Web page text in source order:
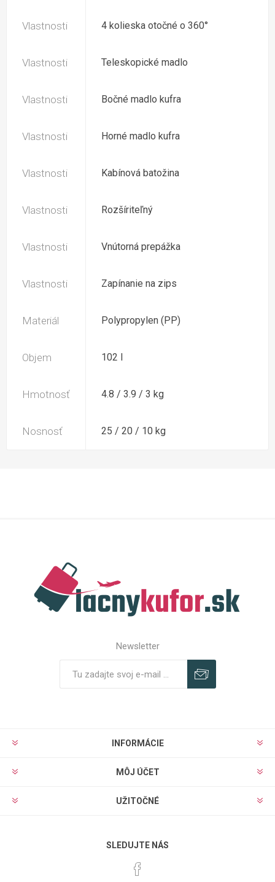
Vlastnosti 4 kolieska otočné o 360°
Vlastnosti Teleskopické madlo
Vlastnosti Bočné madlo kufra
Vlastnosti Horné madlo kufra
Vlastnosti Kabínová batožina
Vlastnosti Rozšíriteľný
Vlastnosti Vnútorná prepážka
Vlastnosti Zapínanie na zips
Materiál Polypropylen (PP)
Objem 102 l
Hmotnosť 4.8 / 3.9 / 3 kg
Nosnosť 25 / 20 / 10 kg
Newsletter
INFORMÁCIE
MÔJ ÚČET
UŽITOČNÉ
SLEDUJTE NÁS